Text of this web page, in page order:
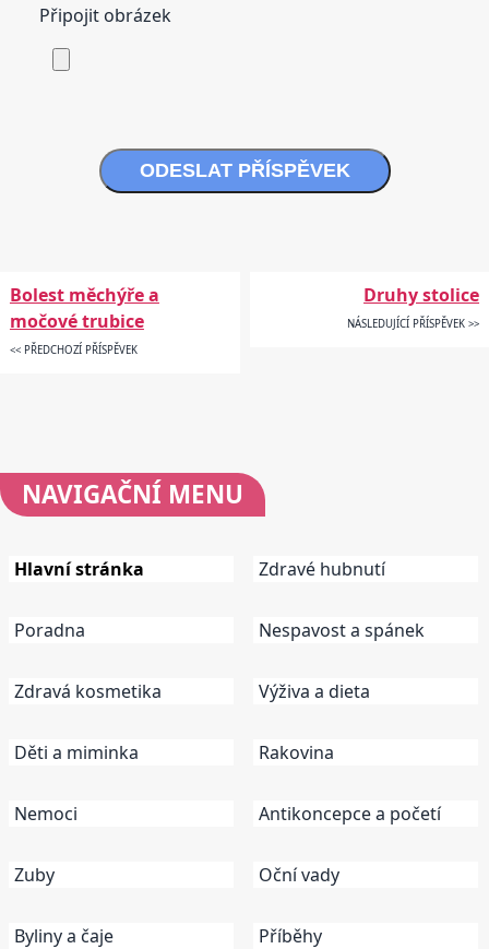
Připojit obrázek
ODESLAT PŘÍSPĚVEK
Bolest měchýře a
močové trubice
<< PŘEDCHOZÍ PŘÍSPĚVEK
Druhy stolice
NÁSLEDUJÍCÍ PŘÍSPĚVEK >>
NAVIGAČNÍ MENU
Hlavní stránka
Poradna
Zdravá kosmetika
Děti a miminka
Nemoci
Zuby
Byliny a čaje
Zdravé hubnutí
Nespavost a spánek
Výživa a dieta
Rakovina
Antikoncepce a početí
Oční vady
Příběhy